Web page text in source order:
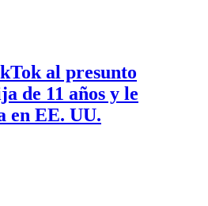
al presunto
de 11 años y le
en EE. UU.